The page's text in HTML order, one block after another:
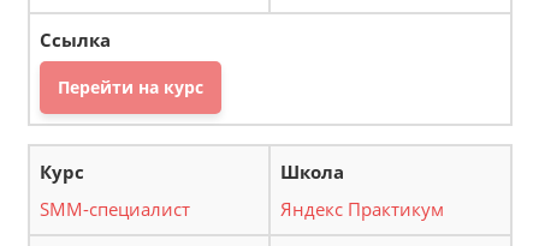
Перейти на курс
SMM-специалист Яндекс Практикум